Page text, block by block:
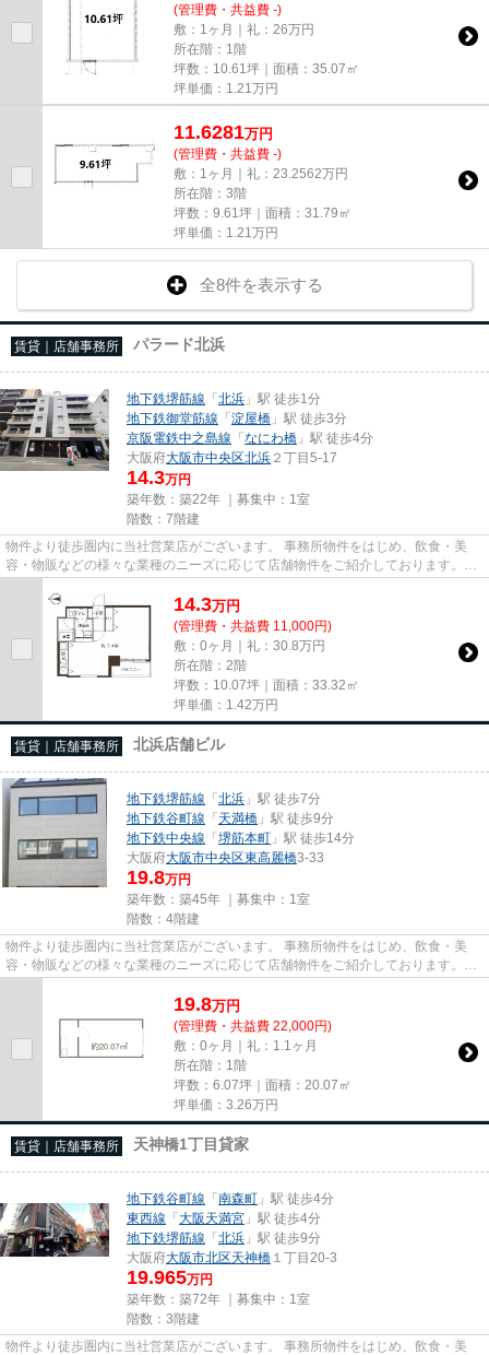
(管理費・共益費 -)
敷：1ヶ月｜礼：26万円
所在階：1階
坪数：10.61坪｜面積：35.07㎡
坪単価： 1.21 万円
11.6281万円
(管理費・共益費 -)
敷：1ヶ月｜礼：23.2562万円
所在階：3階
坪数：9.61坪｜面積：31.79㎡
坪単価： 1.21 万円
全8件を表示する
賃貸｜店舗事務所 パラード北浜
地下鉄堺筋線 「北浜 」駅 徒歩1分
地下鉄御堂筋線 「淀屋橋 」駅 徒歩3分
京阪電鉄中之島線 「なにわ橋 」駅 徒歩4分
大阪府大阪市中央区北浜 ２丁目5-17
14.3万円
築年数：築22年 ｜募集中： 1室
階数：7階建
物件より徒歩圏内に当社営業店がございます。 事務所物件をはじめ、飲食・美
容・物販などの様々な業種のニーズに応じて店舗物件をご紹介しております。
尚、弊社ではおとり広告は一切...
14.3万円
(管理費・共益費 11,000円)
敷：0ヶ月｜礼：30.8万円
所在階：2階
坪数：10.07坪｜面積：33.32㎡
坪単価： 1.42万円
賃貸｜店舗事務所 北浜店舗ビル
地下鉄堺筋線 「北浜 」駅 徒歩7分
地下鉄谷町線 「天満橋 」駅 徒歩9分
地下鉄中央線 「堺筋本町 」駅 徒歩14分
大阪府大阪市中央区東高麗橋3-33
19.8万円
築年数：築45年 ｜募集中： 1室
階数：4階建
物件より徒歩圏内に当社営業店がございます。 事務所物件をはじめ、飲食・美
容・物販などの様々な業種のニーズに応じて店舗物件をご紹介しております。
尚、弊社ではおとり広告は一切...
19.8万円
(管理費・共益費 22,000円)
敷：0ヶ月｜礼：1.1ヶ月
所在階：1階
坪数：6.07坪｜面積：20.07㎡
坪単価： 3.26万円
賃貸｜店舗事務所 天神橋1丁目貸家
地下鉄谷町線 「南森町 」駅 徒歩4分
東西線 「大阪天満宮 」駅 徒歩4分
地下鉄堺筋線 「北浜 」駅 徒歩9分
大阪府大阪市北区天神橋 １丁目20-3
19.965万円
築年数：築72年 ｜募集中： 1室
階数：3階建
物件より徒歩圏内に当社営業店がございます。 事務所物件をはじめ、飲食・美